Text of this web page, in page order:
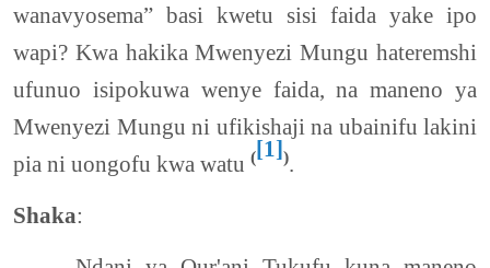
wanavyosema” basi kwetu sisi faida yake ipo
wapi? Kwa hakika Mwenyezi Mungu hateremshi
ufunuo isipokuwa wenye faida, na maneno ya
Mwenyezi Mungu ni ufikishaji na ubainifu lakini
pia ni uongofu kwa watu ([1]).
Shaka: